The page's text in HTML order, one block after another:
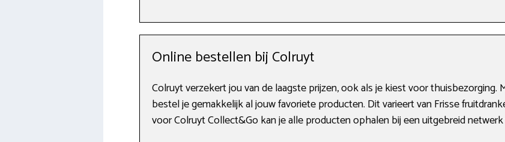
Online bestellen bij Colruyt
Colruyt verzekert jou van de laagste prijzen, ook als je kiest voor thuisbezorging.
bestel je gemakkelijk al jouw favoriete producten. Dit varieert van Frisse
voor Colruyt Collect&Go kan je alle producten ophalen bij een uitgebreid